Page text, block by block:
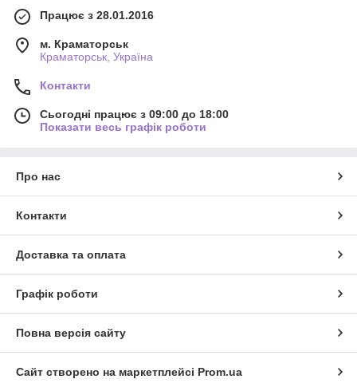
Працює з 28.01.2016
м. Краматорськ
Краматорськ, Україна
Контакти
Сьогодні працює з 09:00 до 18:00
Показати весь графік роботи
Про нас
Контакти
Доставка та оплата
Графік роботи
Повна версія сайту
Сайт створено на маркетплейсі Prom.ua